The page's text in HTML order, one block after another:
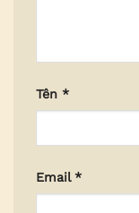
Tên *
Email*